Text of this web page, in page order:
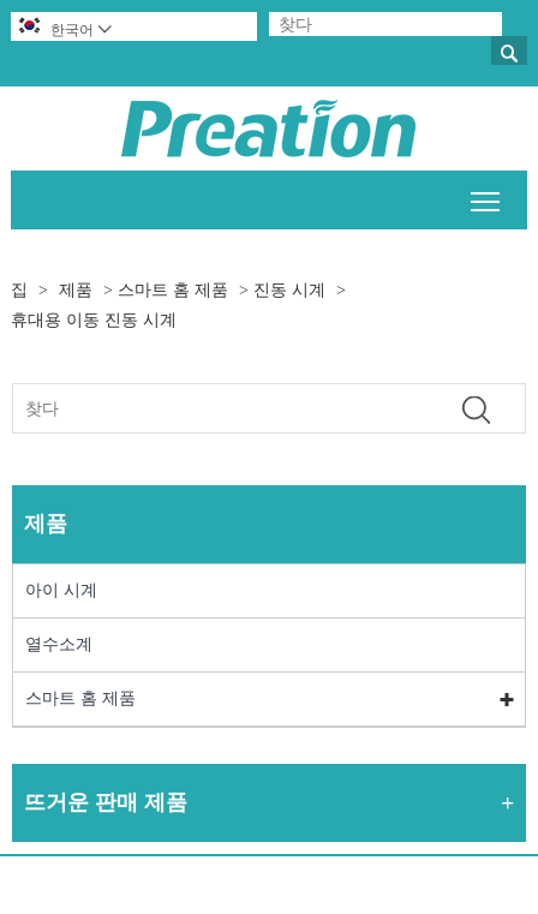

한국어 
집 > 제품 > 스마트 홈 제품 > 진동 시계
>
휴대용 이동 진동 시계
제품
아이 시계
열수소계
스마트 홈 제품
뜨거운 판매 제품